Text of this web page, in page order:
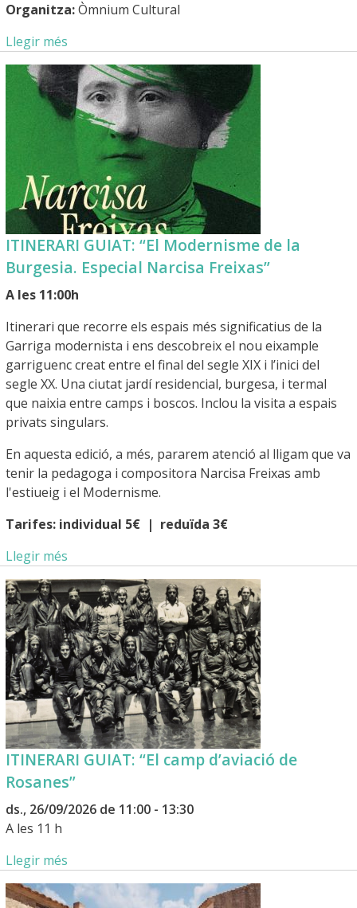
Organitza:Òmnium Cultural
Llegir més
ITINERARI GUIAT: “El Modernisme de la
Burgesia. Especial Narcisa Freixas”
A les 11:00h
Itinerari que recorre els espais més significatius de la
Garriga modernista i ens descobreix el nou eixample
garriguenc creat entre el final del segle XIX i l’inici del
segle XX. Una ciutat jardí residencial, burgesa, i termal
que naixia entre camps i boscos. Inclou la visita a espais
privats singulars.
En aquesta edició, a més, pararem atenció al lligam que va
tenir la pedagoga i compositora Narcisa Freixas amb
l'estiueig i el Modernisme.
Tarifes: individual 5€ | reduïda 3€
Llegir més
ITINERARI GUIAT: “El camp d’aviació de
Rosanes”
ds., 26/09/2026 de 11:00 - 13:30
A les 11 h
Llegir més